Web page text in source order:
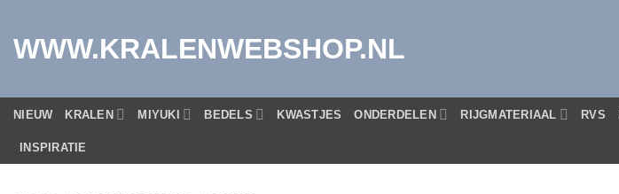
inhoud
WWW.KRALENWEBSHOP.NL
NIEUW KRALEN MIYUKI BEDELS KWASTJES ONDERDELEN RIJGMATERIAAL RVS
INSPIRATIE